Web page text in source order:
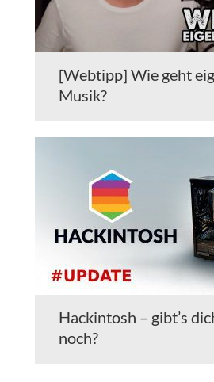
[Webtipp] Wie geht
Musik?
Hackintosh – gibt’s
noch?